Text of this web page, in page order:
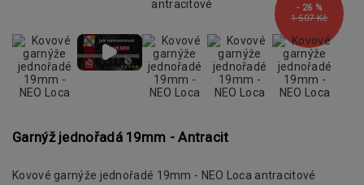
1 507 Kč
- 26 %
Garnýž jednořadá 19mm - Antracit
Kovové garnýže jednořadé 19mm - NEO Loca antracitové